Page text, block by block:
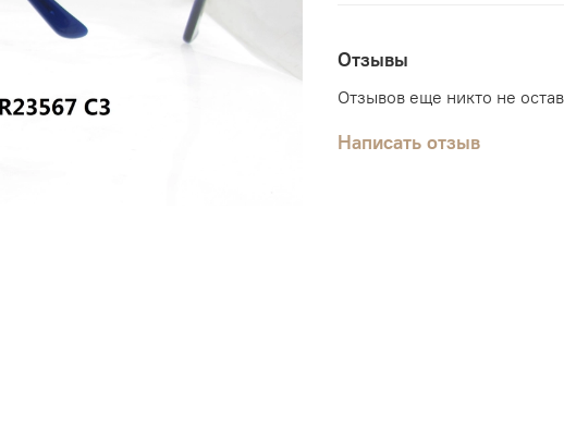
Отзывы
Отзывов еще никто не
Написать отзыв